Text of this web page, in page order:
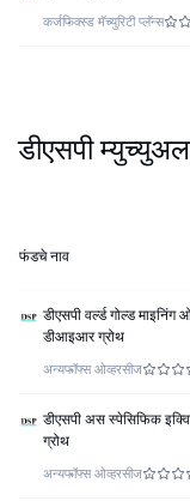
कर्जफिक्स्ड मॅच्युरिटी प्लॅन्स
डीएसपी
फंडचे नाव
डीएसपी वर्ल्ड गोल्ड
डीआइआर ग्रोथ
अन्यफॉफ्स ओव्हरसीज
डीएसपी अस स्पेसिफिक
ग्रोथ
अन्यफॉफ्स ओव्हरसीज